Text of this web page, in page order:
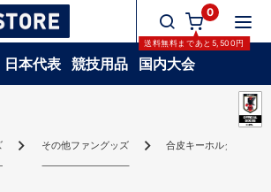
0
送料無料まであと 5,500円
日本代表 競技用品 国内大会
その他ファングッズ 合皮キーホルダー(JFA)